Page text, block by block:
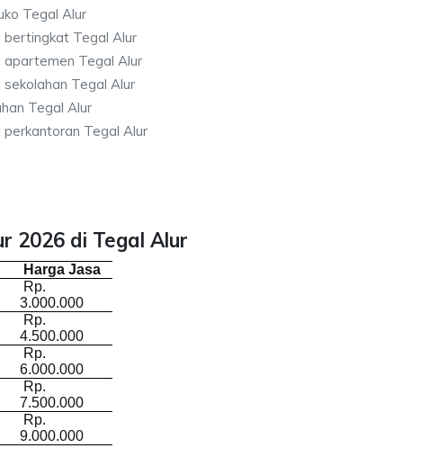
Tegal Alur
bertingkat Tegal Alur
apartemen Tegal Alur
sekolahan Tegal Alur
Tegal Alur
perkantoran Tegal Alur
2026 di Tegal Alur
Harga Jasa
Rp.
3.000.000
Rp.
4.500.000
Rp.
6.000.000
Rp.
7.500.000
Rp.
9.000.000